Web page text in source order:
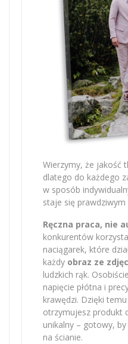
Wierzymy, że jakość
dlatego do każdego
w sposób
staje się prawdziwym
Ręczna praca, nie
konkurentów
naciągarek, które
każdy obraz ze
ludzkich rąk.
napięcie płótna i
krawędzi. Dzięki
otrzymujesz produkt
unikalny – gotowy,
na ścianie.